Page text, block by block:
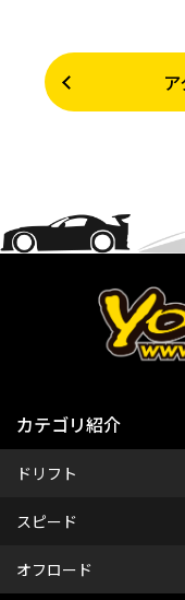
カテゴリ紹介
ドリフト
スピード
オフロード